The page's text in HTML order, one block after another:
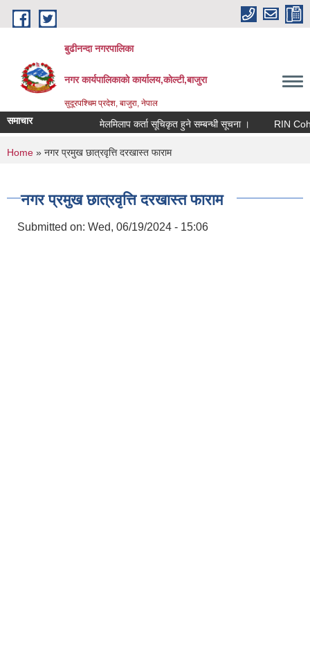
Skip to main content
बुढीनन्दा नगरपालिका
नगर कार्यपालिकाकाे कार्यालय,काेल्टी,बाजुरा
सुदूरपश्चिम प्रदेश, बाजुरा, नेपाल
समाचार मेलमिलाप कर्ता सूचिकृत हुने सम्बन्धी सूचना । RIN Cohor
You are here
Home » नगर प्रमुख छात्रवृत्ति दरखास्त फाराम
नगर प्रमुख छात्रवृत्ति दरखास्त फाराम
Submitted on: Wed, 06/19/2024 - 15:06